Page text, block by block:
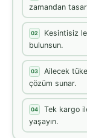
zamandan
02
Kesintisiz
bulunsun.
03
Ailecek
çözüm sunar.
04
Tek kargo
yaşayın.